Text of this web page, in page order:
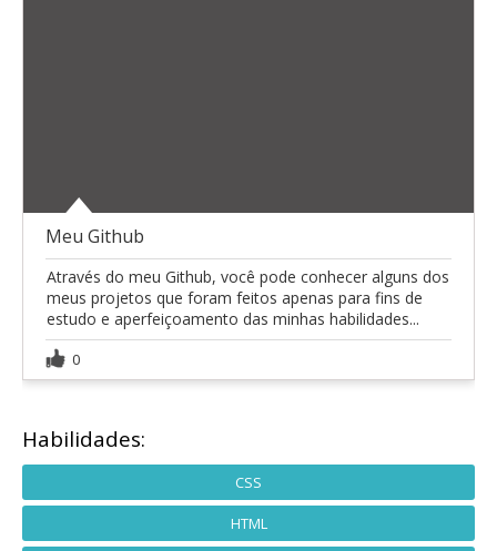
Meu Github
Através do meu Github, você pode conhecer alguns dos
meus projetos que foram feitos apenas para fins de
estudo e aperfeiçoamento das minhas habilidades...
0
Habilidades:
CSS
HTML